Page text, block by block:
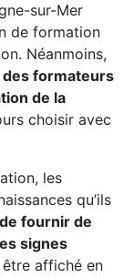
sur-Mer
de formation
Néanmoins,
formateurs
de la
choisir avec
les
qu’ils
fournir de
signes
affiché en